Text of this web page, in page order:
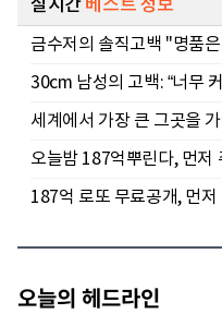
오늘의 헤드라인